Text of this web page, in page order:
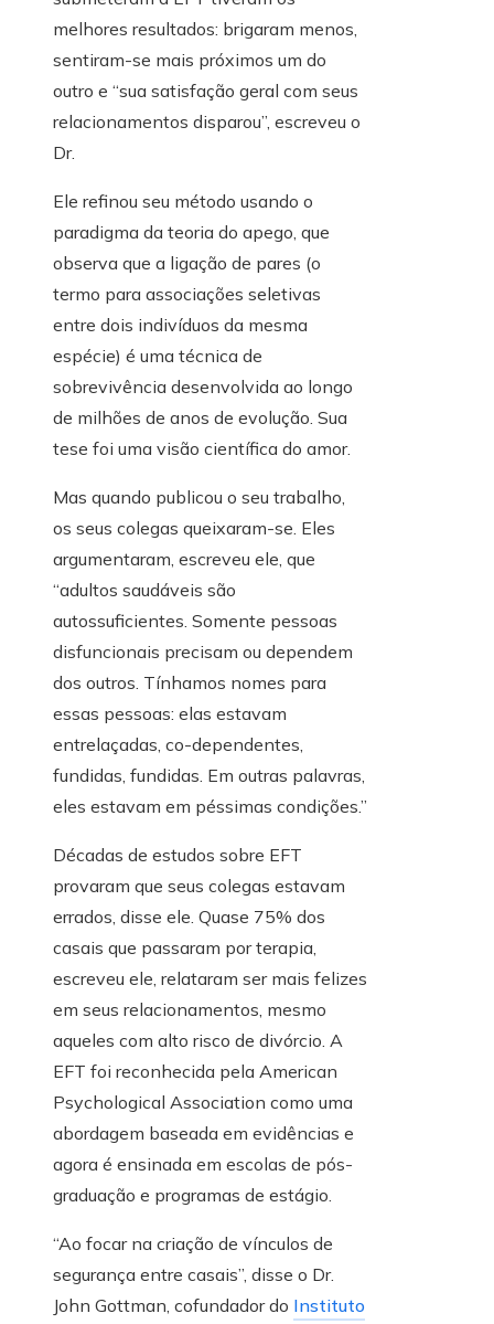
melhores resultados: brigaram menos,
sentiram-se mais próximos um do
outro e “sua satisfação geral com seus
relacionamentos disparou”, escreveu o
Dr.
Ele refinou seu método usando o
paradigma da teoria do apego, que
observa que a ligação de pares (o
termo para associações seletivas
entre dois indivíduos da mesma
espécie) é uma técnica de
sobrevivência desenvolvida ao longo
de milhões de anos de evolução. Sua
tese foi uma visão científica do amor.
Mas quando publicou o seu trabalho,
os seus colegas queixaram-se. Eles
argumentaram, escreveu ele, que
“adultos saudáveis ​​são
autossuficientes. Somente pessoas
disfuncionais precisam ou dependem
dos outros. Tínhamos nomes para
essas pessoas: elas estavam
entrelaçadas, co-dependentes,
fundidas, fundidas. Em outras palavras,
eles estavam em péssimas condições.”
Décadas de estudos sobre EFT
provaram que seus colegas estavam
errados, disse ele. Quase 75% dos
casais que passaram por terapia,
escreveu ele, relataram ser mais felizes
em seus relacionamentos, mesmo
aqueles com alto risco de divórcio. A
EFT foi reconhecida pela American
Psychological Association como uma
abordagem baseada em evidências e
agora é ensinada em escolas de pós-
graduação e programas de estágio.
“Ao focar na criação de vínculos de
segurança entre casais”, disse o Dr.
John Gottman, cofundador do Instituto